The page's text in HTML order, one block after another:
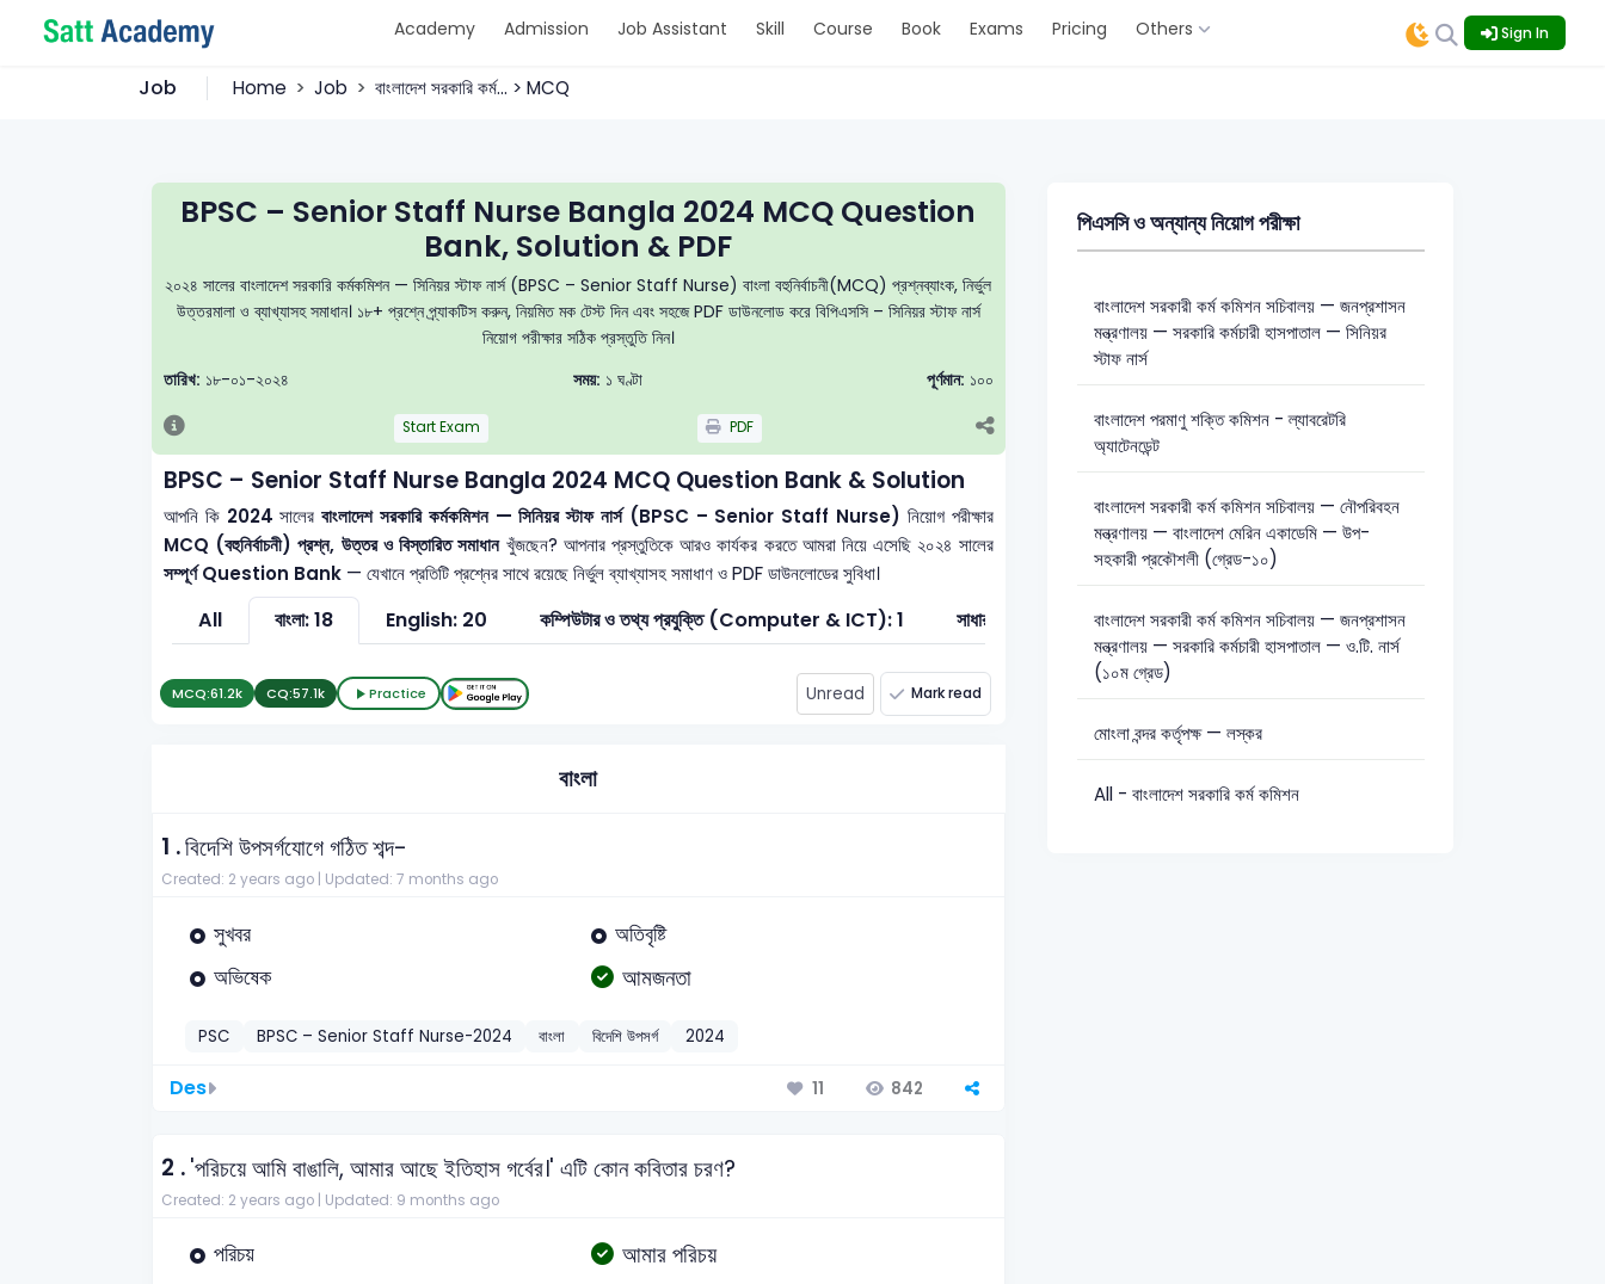
Academy Admission Job Assistant Skill Course Book Exams Pricing Others Sign In
Job Home Job বাংলাদেশ সরকারি কর্ম... > MCQ
BPSC – Senior Staff Nurse Bangla 2024 MCQ Question
Bank, Solution & PDF
২০২৪ সালের বাংলাদেশ সরকারি কর্মকমিশন — সিনিয়র স্টাফ নার্স (BPSC – Senior Staff Nurse) বাংলা বহুনির্বাচনী(MCQ) প্রশ্নব্যাংক, নির্ভুল
উত্তরমালা ও ব্যাখ্যাসহ সমাধান। ১৮+ প্রশ্নে প্র্যাকটিস করুন, নিয়মিত মক টেস্ট দিন এবং সহজে PDF ডাউনলোড করে বিপিএসসি – সিনিয়র স্টাফ নার্স
নিয়োগ পরীক্ষার সঠিক প্রস্তুতি নিন।
তারিখ: ১৮-০১-২০২৪ সময়: ১ ঘণ্টা পূর্ণমান: ১০০
Start Exam PDF
BPSC – Senior Staff Nurse Bangla 2024 MCQ Question Bank & Solution
আপনি কি 2024 সালেরবাংলাদেশ সরকারি কর্মকমিশন — সিনিয়র স্টাফ নার্স (BPSC – Senior Staff Nurse) নিয়োগ পরীক্ষার
MCQ (বহুনির্বাচনী) প্রশ্ন, উত্তর ও বিস্তারিত সমাধানখুঁজছেন? আপনার প্রস্তুতিকে আরও কার্যকর করতে আমরা নিয়ে এসেছি ২০২৪ সালের
সম্পূর্ণ Question Bank — যেখানে প্রতিটি প্রশ্নের সাথে রয়েছে নির্ভুল ব্যাখ্যাসহ সমাধাণ ও PDF ডাউনলোডের সুবিধা।
All বাংলা: 18 English: 20 কম্পিউটার ও তথ্য প্রযুক্তি (Computer & ICT): 1 সাধারণ জ্ঞান: 22 সাধারণ বিজ্ঞান: 18 টেকনিক্যাল: 21
MCQ:61.2k CQ:57.1k Practice Unread Mark read
বাংলা
1 .বিদেশি উপসর্গযোগে গঠিত শব্দ-
Created: 2 years ago | Updated: 7 months ago
সুখবর
অতিবৃষ্টি
অভিষেক
আমজনতা
PSC BPSC – Senior Staff Nurse-2024 বাংলা বিদেশি উপসর্গ 2024
Des 11 842
2 .'পরিচয়ে আমি বাঙালি, আমার আছে ইতিহাস গর্বের।' এটি কোন কবিতার চরণ?
Created: 2 years ago | Updated: 9 months ago
পরিচয় আমার পরিচয়
পিএসসি ও অন্যান্য নিয়োগ পরীক্ষা
বাংলাদেশ সরকারী কর্ম কমিশন সচিবালয় — জনপ্রশাসন
মন্ত্রণালয় — সরকারি কর্মচারী হাসপাতাল — সিনিয়র
স্টাফ নার্স
বাংলাদেশ পরমাণু শক্তি কমিশন - ল্যাবরেটরি
অ্যাটেনডেন্ট
বাংলাদেশ সরকারী কর্ম কমিশন সচিবালয় — নৌপরিবহন
মন্ত্রণালয় — বাংলাদেশ মেরিন একাডেমি — উপ-
সহকারী প্রকৌশলী (গ্রেড-১০)
বাংলাদেশ সরকারী কর্ম কমিশন সচিবালয় — জনপ্রশাসন
মন্ত্রণালয় — সরকারি কর্মচারী হাসপাতাল — ও.টি. নার্স
(১০ম গ্রেড)
মোংলা বন্দর কর্তৃপক্ষ — লস্কর
All - বাংলাদেশ সরকারি কর্ম কমিশন